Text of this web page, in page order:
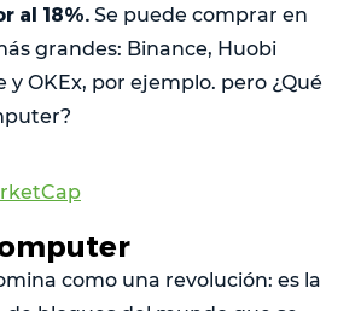
al 18%. Se puede comprar en
grandes: Binance, Huobi
y OKEx, por ejemplo. pero ¿Qué
como una revolución: es la